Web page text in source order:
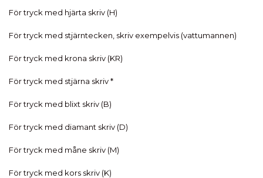
För tryck med hjärta skriv (H)
För tryck med stjärntecken, skriv exempelvis (vattumannen)
För tryck med krona skriv (KR)
För tryck med stjärna skriv *
För tryck med blixt skriv (B)
För tryck med diamant skriv (D)
För tryck med måne skriv (M)
För tryck med kors skriv (K)